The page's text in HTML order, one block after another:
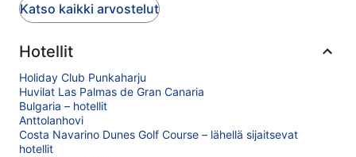
Katso kaikki arvostelut
Hotellit
Holiday Club Punkaharju
Huvilat Las Palmas de Gran Canaria
Bulgaria – hotellit
Anttolanhovi
Costa Navarino Dunes Golf Course – lähellä sijaitsevat
hotellit